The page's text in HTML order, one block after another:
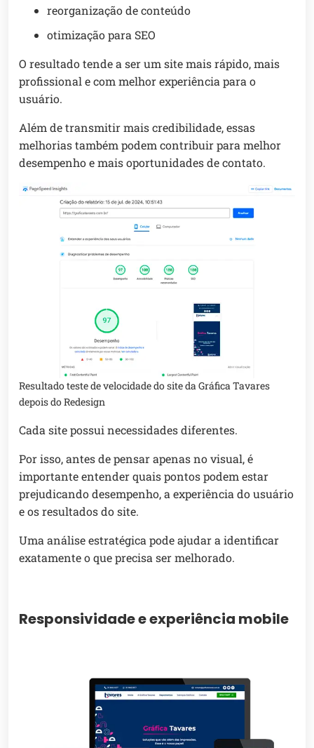
reorganização de conteúdo
otimização para SEO
O resultado tende a ser um site mais rápido, mais
profissional e com melhor experiência para o
usuário.
Além de transmitir mais credibilidade, essas
melhorias também podem contribuir para melhor
desempenho e mais oportunidades de contato.
Resultado teste de velocidade do site da Gráfica Tavares
depois do Redesign
Cada site possui necessidades diferentes.
Por isso, antes de pensar apenas no visual, é
importante entender quais pontos podem estar
prejudicando desempenho, a experiência do usuário
e os resultados do site.
Uma análise estratégica pode ajudar a identificar
exatamente o que precisa ser melhorado.
Responsividade e experiência mobile